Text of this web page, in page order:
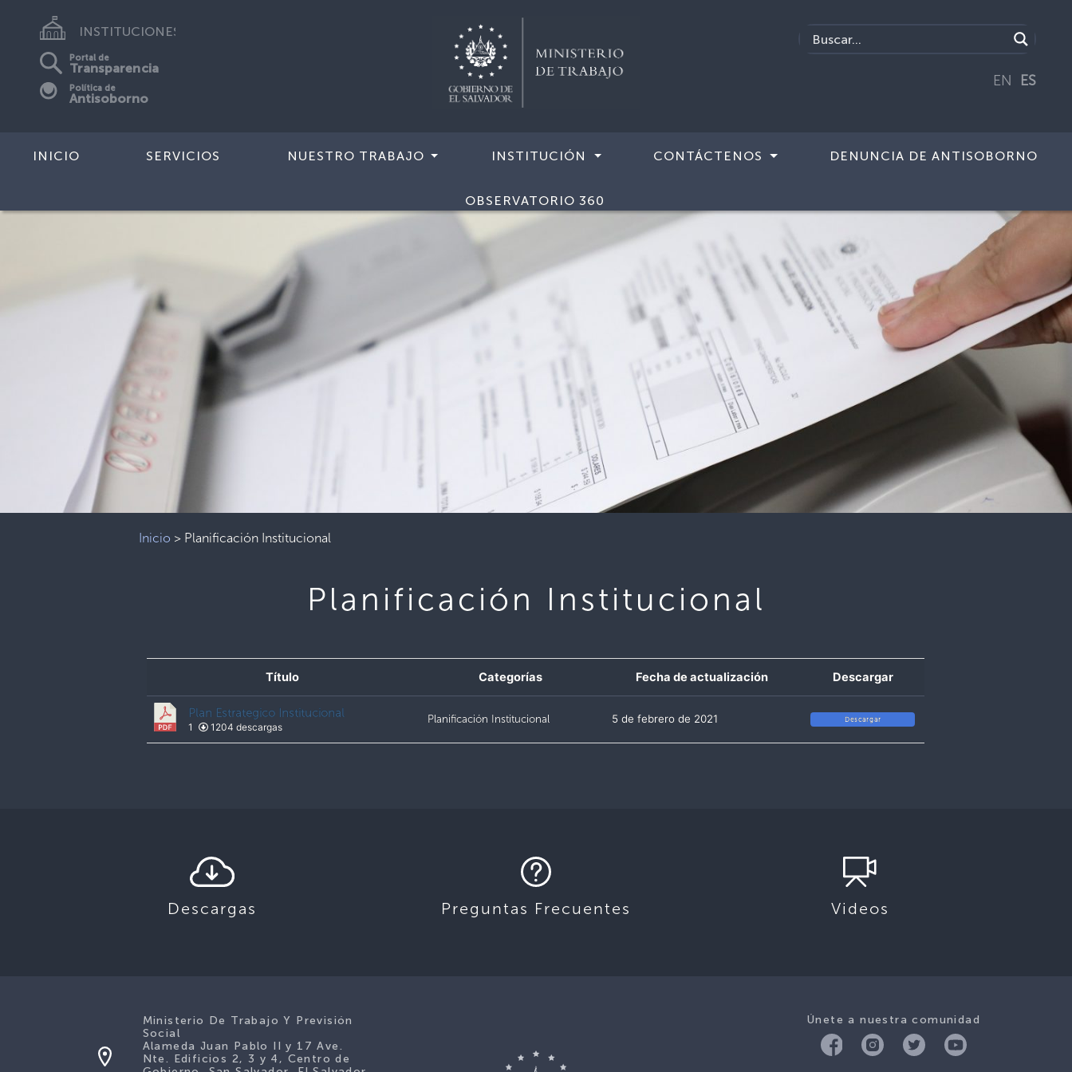
INSTITUCIONES
Portal de
Transparencia
Política de
Antisoborno
EN ES
INICIO SERVICIOS NUESTRO TRABAJO INSTITUCIÓN CONTÁCTENOS DENUNCIA DE ANTISOBORNO
OBSERVATORIO 360
Previous Next
Inicio > Planificación Institucional
Planificación Institucional
Título Categorías Fecha de actualización Descargar
Plan Estrategico Institucional
1 1204 descargas
Planificación Institucional 5 de febrero de 2021 Descargar
Descargas Preguntas Frecuentes Videos
Únete a nuestra comunidad
Ministerio De Trabajo Y Previsión
Social
Alameda Juan Pablo II y 17 Ave.
Nte. Edificios 2, 3 y 4, Centro de